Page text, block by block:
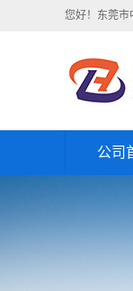
您好！东莞市
公司